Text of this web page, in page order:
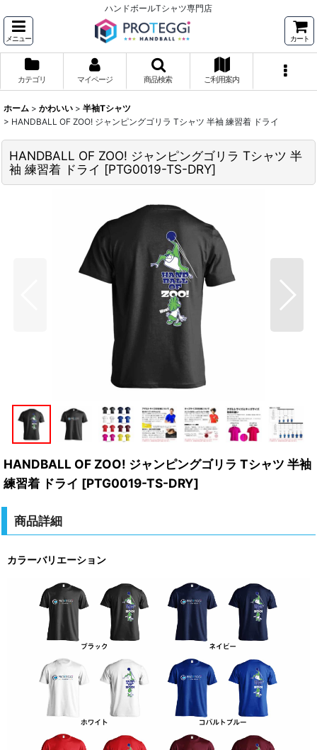
ハンドボールTシャツ専門店
メニュー カート
カテゴリ マイページ 商品検索 ご利用案内
ホーム > かわいい > 半袖Tシャツ
> HANDBALL OF ZOO! ジャンピングゴリラ Tシャツ 半袖 練習着 ドライ
HANDBALL OF ZOO! ジャンピングゴリラ Tシャツ 半
袖 練習着 ドライ [PTG0019-TS-DRY]
HANDBALL OF ZOO! ジャンピングゴリラ Tシャツ 半袖
練習着 ドライ [PTG0019-TS-DRY]
商品詳細
カラーバリエーション